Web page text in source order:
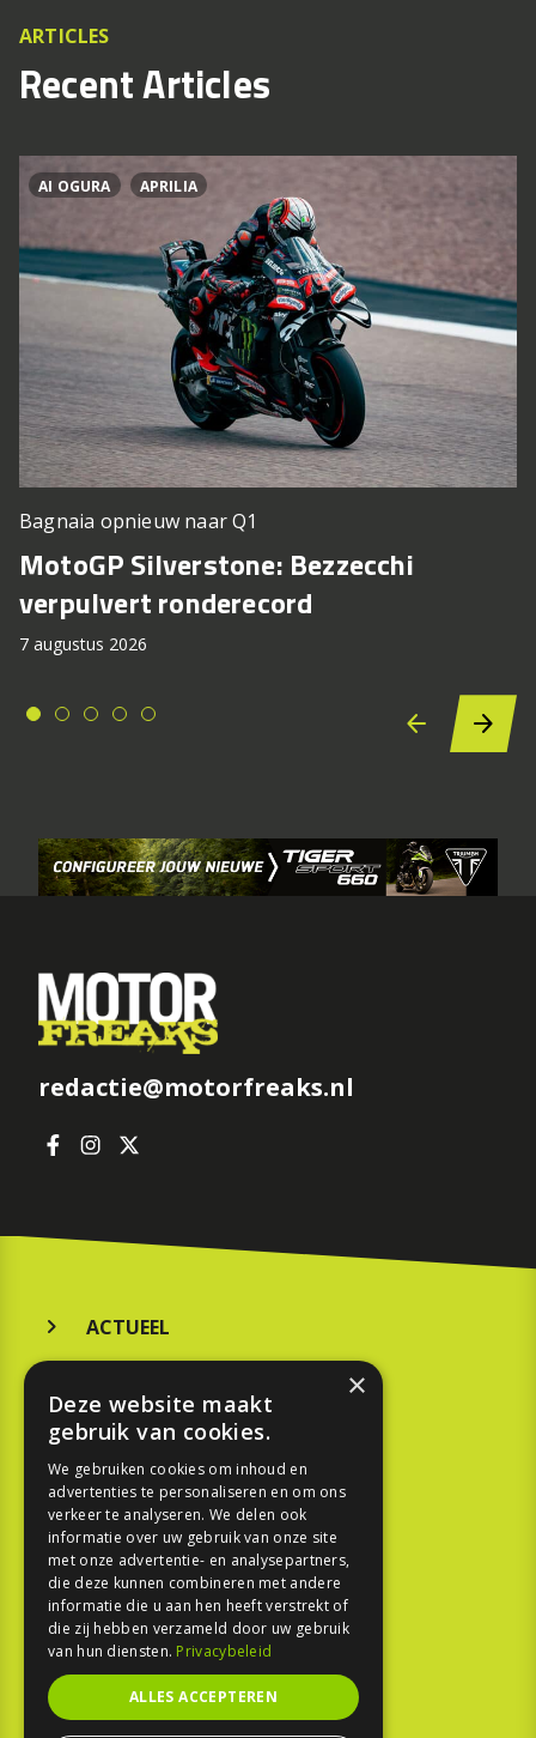
ARTICLES
Recent Articles
AI OGURA APRILIA
Bagnaia opnieuw naar Q1
MotoGP Silverstone: Bezzecchi
verpulvert ronderecord
7 augustus 2026
redactie@motorfreaks.nl
ACTUEEL
KOOPGIDS
TESTEN
SPORT
REPORTAGE
TOUREN
NIEUWSBRIEF
×
Deze website maakt
gebruik van cookies.
We gebruiken cookies om inhoud en
advertenties te personaliseren en om ons
verkeer te analyseren. We delen ook
informatie over uw gebruik van onze site
met onze advertentie- en analysepartners,
die deze kunnen combineren met andere
informatie die u aan hen heeft verstrekt of
die zij hebben verzameld door uw gebruik
van hun diensten. Privacybeleid
ALLES ACCEPTEREN